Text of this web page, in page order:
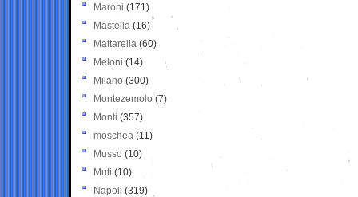
Maroni (171)
Mastella (16)
Mattarella (60)
Meloni (14)
Milano (300)
Montezemolo (7)
Monti (357)
moschea (11)
Musso (10)
Muti (10)
Napoli (319)